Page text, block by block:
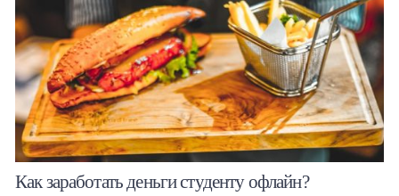
Как заработать деньги студенту офлайн?